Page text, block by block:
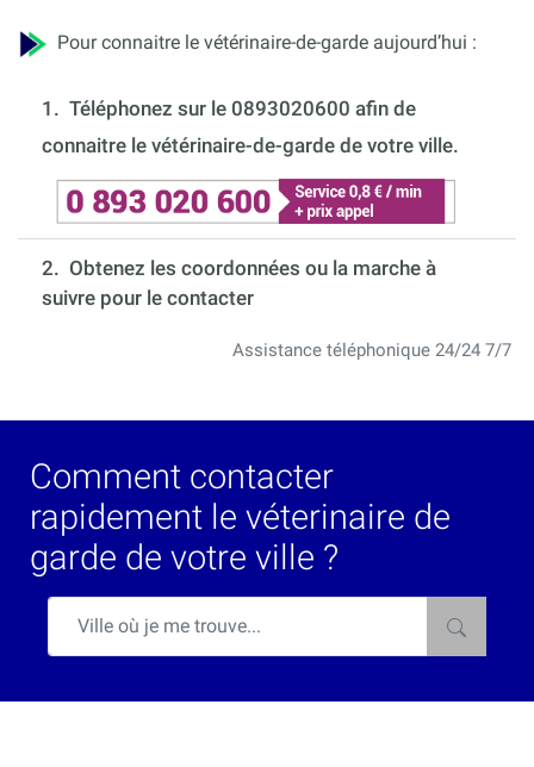
Pour connaitre le vétérinaire-de-garde aujourd’hui :
1. Téléphonez sur le 0893020600 afin de
connaitre le vétérinaire-de-garde de votre ville.
2. Obtenez les coordonnées ou la marche à
suivre pour le contacter
Assistance téléphonique 24/24 7/7
Comment contacter
rapidement le véterinaire de
garde de votre ville ?